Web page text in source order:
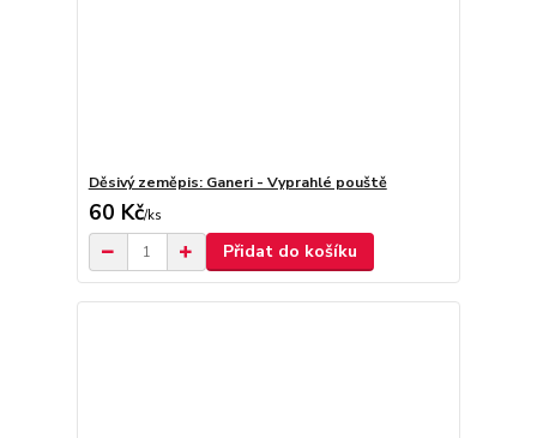
Děsivý zeměpis: Ganeri - Vyprahlé pouště
60 Kč/ks
Přidat do košíku